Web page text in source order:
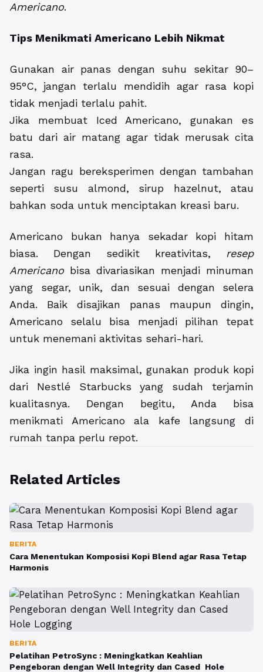
Americano.
Tips Menikmati Americano Lebih Nikmat
Gunakan air panas dengan suhu sekitar 90–
95°C, jangan terlalu mendidih agar rasa kopi
tidak menjadi terlalu pahit.
Jika membuat Iced Americano, gunakan es
batu dari air matang agar tidak merusak cita
rasa.
Jangan ragu bereksperimen dengan tambahan
seperti susu almond, sirup hazelnut, atau
bahkan soda untuk menciptakan kreasi baru.
Americano bukan hanya sekadar kopi hitam
biasa. Dengan sedikit kreativitas, resep
Americano bisa divariasikan menjadi minuman
yang segar, unik, dan sesuai dengan selera
Anda. Baik disajikan panas maupun dingin,
Americano selalu bisa menjadi pilihan tepat
untuk menemani aktivitas sehari-hari.
Jika ingin hasil maksimal, gunakan produk kopi
dari Nestlé Starbucks yang sudah terjamin
kualitasnya. Dengan begitu, Anda bisa
menikmati Americano ala kafe langsung di
rumah tanpa perlu repot.
Related Articles
BERITA
Cara Menentukan Komposisi Kopi Blend agar Rasa Tetap
Harmonis
BERITA
Pelatihan PetroSync : Meningkatkan Keahlian
Pengeboran dengan Well Integrity dan Cased Hole